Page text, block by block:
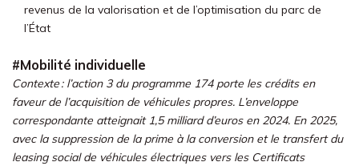
revenus de la valorisation et de l’optimisation du parc de
l’État
#Mobilité individuelle
Contexte : l’action 3 du programme 174 porte les crédits en
faveur de l’acquisition de véhicules propres. L’enveloppe
correspondante atteignait 1,5 milliard d’euros en 2024. En 2025,
avec la suppression de la prime à la conversion et le transfert du
leasing social de véhicules électriques vers les Certificats